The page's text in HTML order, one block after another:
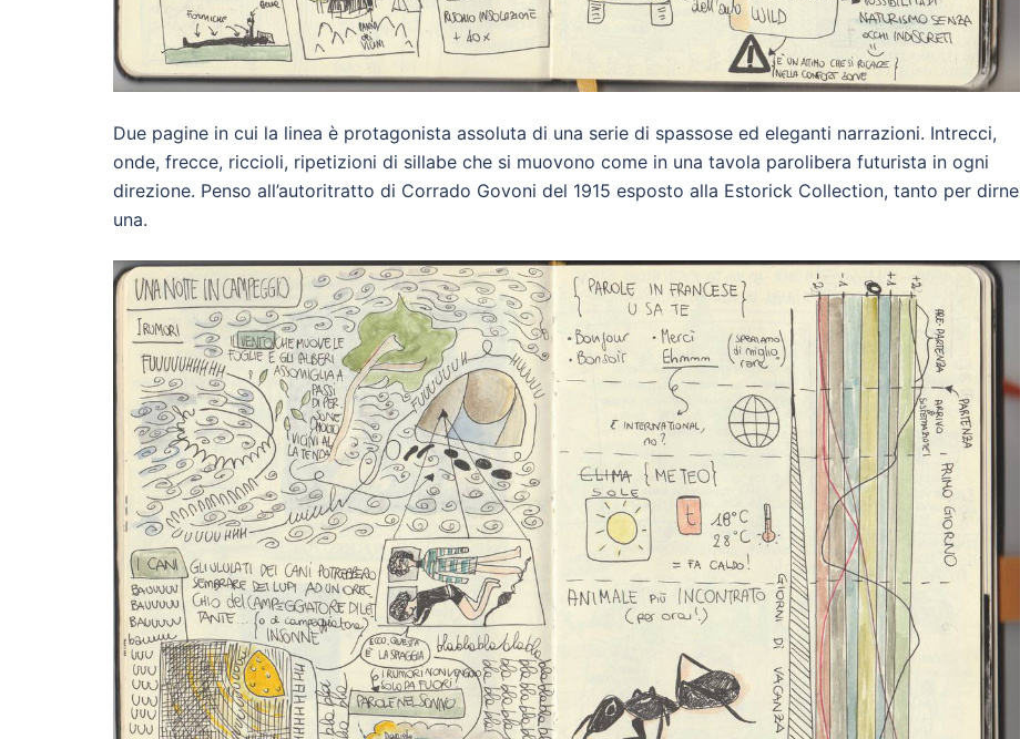
Due pagine in cui la linea è protagonista assoluta di una serie di spassose ed eleganti narrazioni. Intrecci,
onde, frecce, riccioli, ripetizioni di sillabe che si muovono come in una tavola parolibera futurista in ogni
direzione. Penso all’autoritratto di Corrado Govoni del 1915 esposto alla Estorick Collection, tanto per dirne
una.